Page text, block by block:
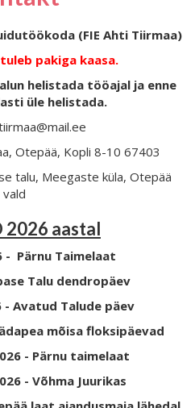
(FIE Ahti Tiirmaa)
pakiga kaasa.
helistada tööajal ja enne
üle helistada.
Otepää, Kopli 8-10 67403
talu, Meegaste küla, Otepää
vald
2026 aastal
- Pärnu Taimelaat
Talu dendropäev
- Avatud Talude päev
mõisa floksipäevad
- Pärnu taimelaat
- Võhma Juurikas